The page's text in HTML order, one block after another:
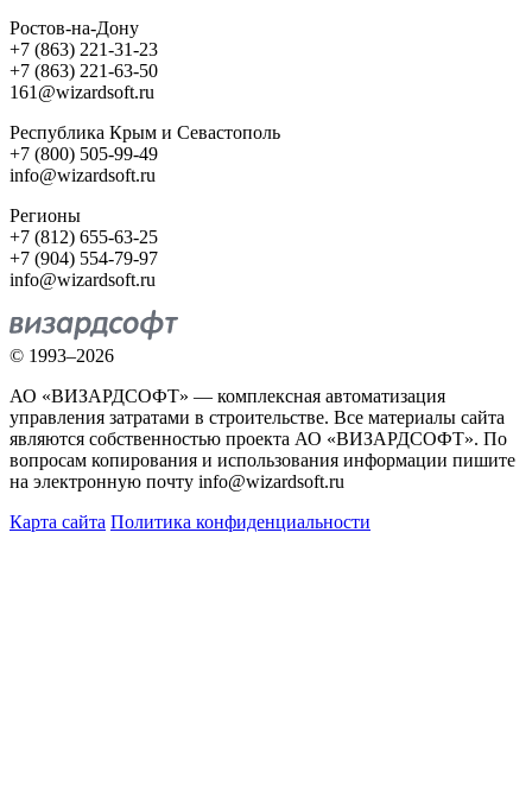
Ростов-на-Дону
+7 (863) 221-31-23
+7 (863) 221-63-50
161@wizardsoft.ru
Республика Крым и Севастополь
+7 (800) 505-99-49
info@wizardsoft.ru
Регионы
+7 (812) 655-63-25
+7 (904) 554-79-97
info@wizardsoft.ru
© 1993–2026
АО «ВИЗАРДСОФТ» — комплексная автоматизация
управления затратами в строительстве. Все материалы сайта
являются собственностью проекта АО «ВИЗАРДСОФТ». По
вопросам копирования и использования информации пишите
на электронную почту info@wizardsoft.ru
Карта сайта Политика конфиденциальности